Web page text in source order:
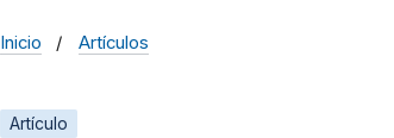
Inicio Artículos
Artículo